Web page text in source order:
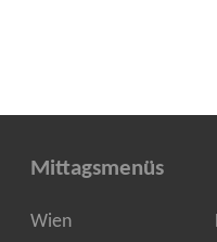
Mittagsmenüs
Wien